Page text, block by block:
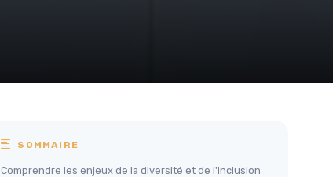
SOMMAIRE
Comprendre les enjeux de la diversité et de l'inclusion